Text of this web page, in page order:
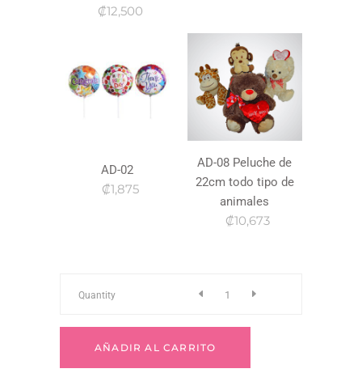
₡12,500
AD-02
₡1,875
AD-08 Peluche de
22cm todo tipo de
animales
₡10,673
CUMPLE-
Quantity
AÑADIR AL CARRITO